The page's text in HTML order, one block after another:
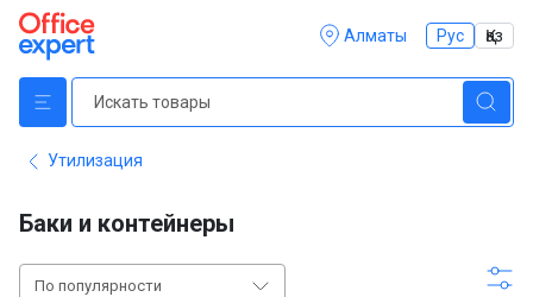
Алматы Рус Қаз
Утилизация
Баки и контейнеры
По популярности